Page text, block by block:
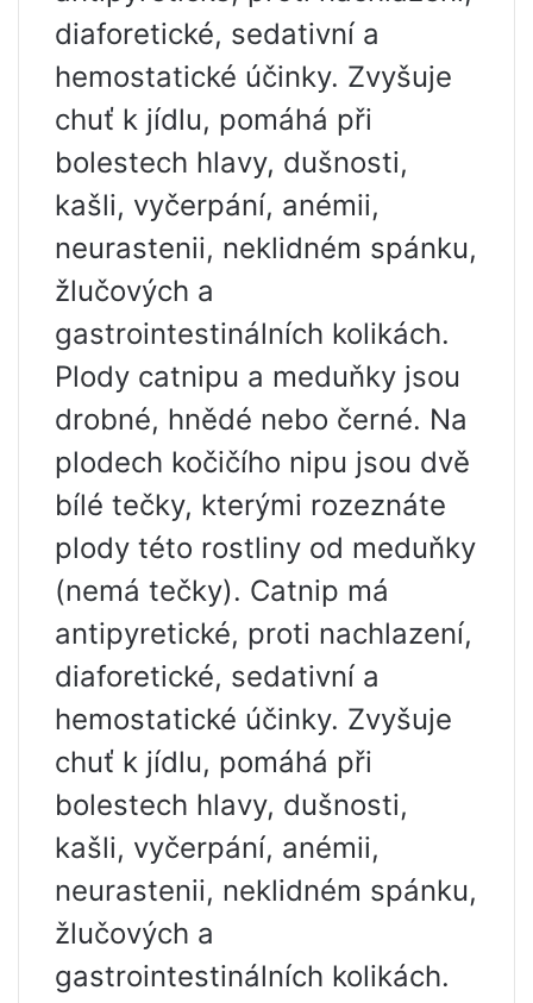
diaforetické, sedativní a
hemostatické účinky. Zvyšuje
chuť k jídlu, pomáhá při
bolestech hlavy, dušnosti,
kašli, vyčerpání, anémii,
neurastenii, neklidném spánku,
žlučových a
gastrointestinálních kolikách.
Plody catnipu a meduňky jsou
drobné, hnědé nebo černé. Na
plodech kočičího nipu jsou dvě
bílé tečky, kterými rozeznáte
plody této rostliny od meduňky
(nemá tečky). Catnip má
antipyretické, proti nachlazení,
diaforetické, sedativní a
hemostatické účinky. Zvyšuje
chuť k jídlu, pomáhá při
bolestech hlavy, dušnosti,
kašli, vyčerpání, anémii,
neurastenii, neklidném spánku,
žlučových a
gastrointestinálních kolikách.